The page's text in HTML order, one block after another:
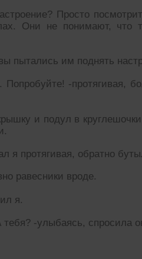
Просто
Они не понимают, что
пытались им поднять
Попробуйте! -протягивая,
и подул в
я протягивая, обратно
равесники вроде.
я.
-улыбаясь, спросила